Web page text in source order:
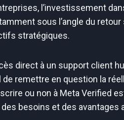
l’investissement
sous l’angle du
stratégiques.
direct à un support client
remettre en question la
ou non à Meta Verified
besoins et des avantages